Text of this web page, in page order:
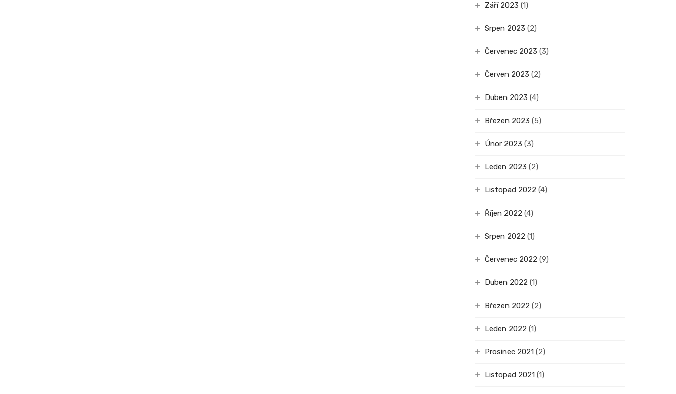
Září 2023 (1)
Srpen 2023 (2)
Červenec 2023 (3)
Červen 2023 (2)
Duben 2023 (4)
Březen 2023 (5)
Únor 2023 (3)
Leden 2023 (2)
Listopad 2022 (4)
Říjen 2022 (4)
Srpen 2022 (1)
Červenec 2022 (9)
Duben 2022 (1)
Březen 2022 (2)
Leden 2022 (1)
Prosinec 2021 (2)
Listopad 2021 (1)